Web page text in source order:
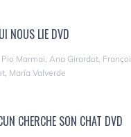
NOUS LIE DVD
Marmai, Ana Girardot,
María Valverde
CHERCHE SON CHAT DVD